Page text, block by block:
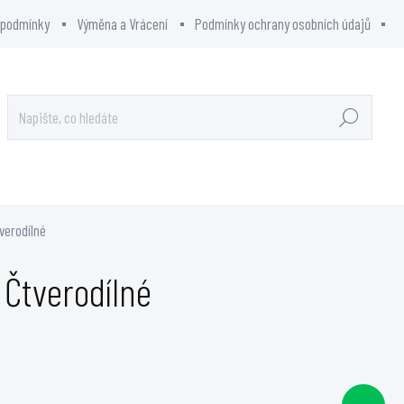
Výměna a Vrácení Podmínky ochrany osobních údajů
Hledat
Čtverodílné